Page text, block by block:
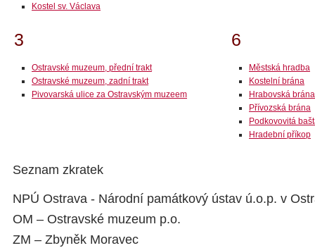
Kostel sv. Václava
3
Ostravské muzeum, přední trakt
Ostravské muzeum, zadní trakt
Pivovarská ulice za Ostravským muzeem
6
Městská hradba
Kostelní brána
Hrabovská brána
Přívozská brána
Podkovovitá
Hradební příkop
Seznam zkratek
NPÚ Ostrava - Národní památkový ústav ú.o.p. v
OM – Ostravské muzeum p.o.
ZM – Zbyněk Moravec